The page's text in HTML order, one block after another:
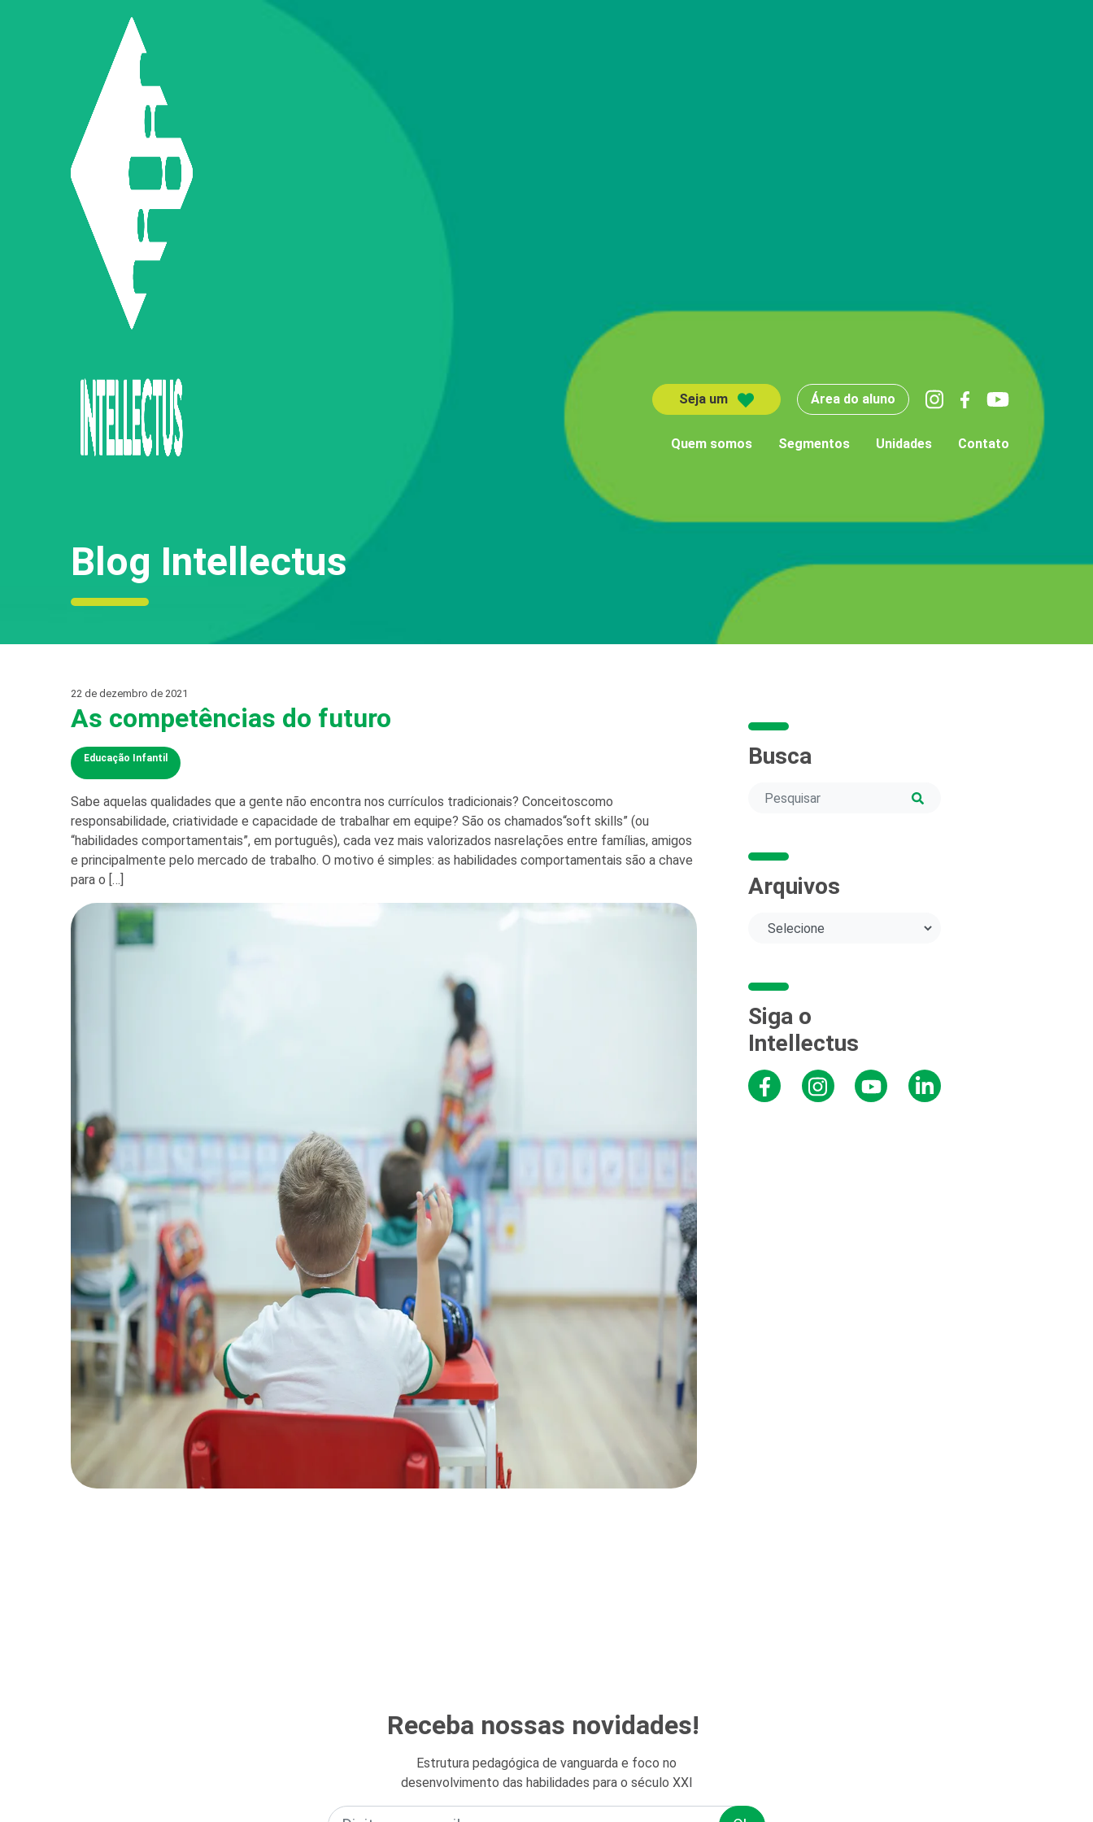
Seja um Área do aluno
Quem somos Segmentos Unidades Contato
Blog Intellectus
22 de dezembro de 2021
As competências do futuro
Educação Infantil
Sabe aquelas qualidades que a gente não encontra nos currículos tradicionais? Conceitoscomo
responsabilidade, criatividade e capacidade de trabalhar em equipe? São os chamados“soft skills” (ou
“habilidades comportamentais”, em português), cada vez mais valorizados nasrelações entre famílias, amigos
e principalmente pelo mercado de trabalho. O motivo é simples: as habilidades comportamentais são a chave
para o […]
Busca
Arquivos
Siga o
Intellectus
Receba nossas novidades!
Estrutura pedagógica de vanguarda e foco no
desenvolvimento das habilidades para o século XXI